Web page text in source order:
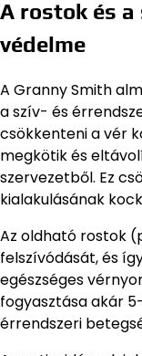
A rostok és a
védelme
A Granny Smith
a szív- és
csökkenteni a vér
megkötik és
szervezetből. Ez
kialakulásának
Az oldható rostok
felszívódását, és
egészséges
fogyasztása akár
érrendszeri